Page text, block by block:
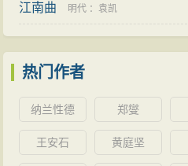
江南曲 明代 ： 袁凯
热门作者
纳兰性德 郑燮
王安石 黄庭坚